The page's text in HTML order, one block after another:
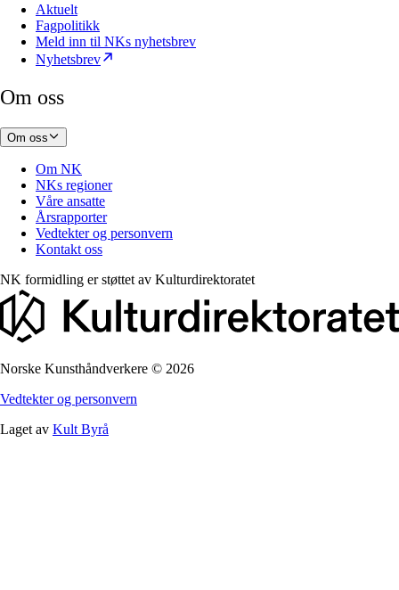
Aktuelt
Fagpolitikk
Meld inn til NKs nyhetsbrev
Nyhetsbrev
Om oss
Om oss
Om NK
NKs regioner
Våre ansatte
Årsrapporter
Vedtekter og personvern
Kontakt oss
NK formidling er støttet av Kulturdirektoratet
Norske Kunsthåndverkere © 2026
Vedtekter og personvern
Laget av Kult Byrå